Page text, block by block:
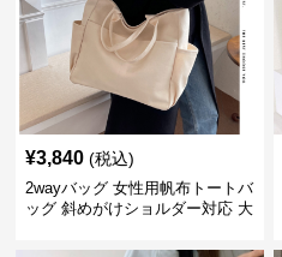
¥3,840 (税込)
2wayバッグ 女性用帆布トートバ
ッグ 斜めがけショルダー対応 大